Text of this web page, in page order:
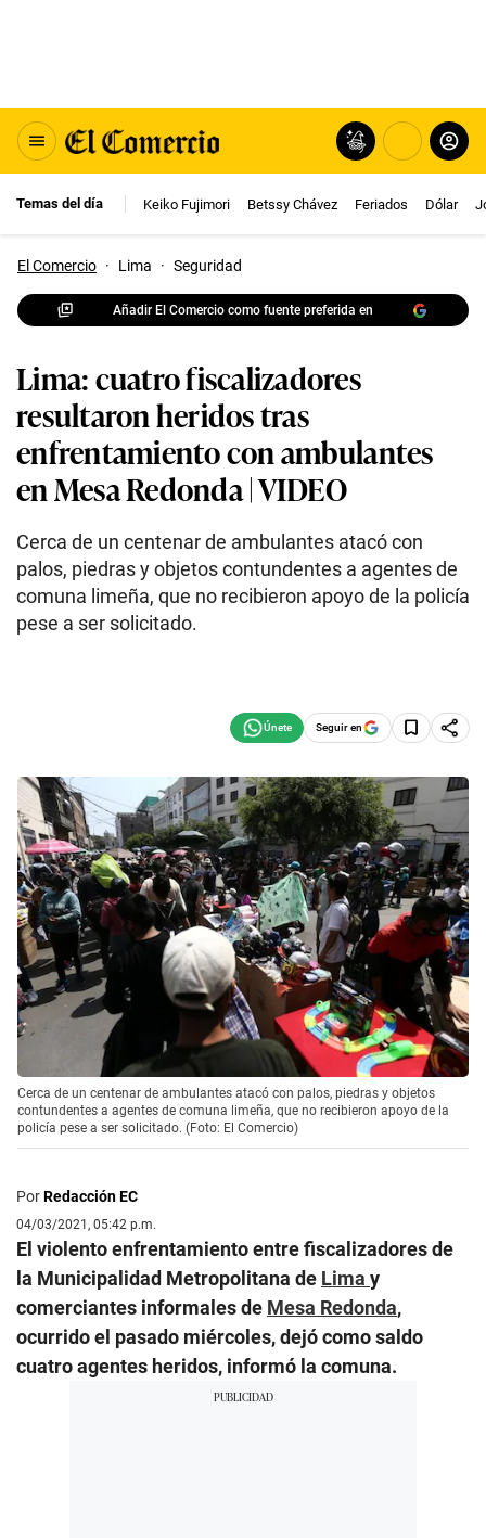
Temas del día Keiko Fujimori Betssy Chávez Feriados Dólar
El Comercio · Lima · Seguridad
Añadir El Comercio como fuente preferida en
Lima: cuatro fiscalizadores
resultaron heridos tras
enfrentamiento con ambulantes
en Mesa Redonda | VIDEO
Cerca de un centenar de ambulantes atacó con
palos, piedras y objetos contundentes a agentes de
comuna limeña, que no recibieron apoyo de la policía
pese a ser solicitado.
Seguir en
Cerca de un centenar de ambulantes atacó con palos, piedras y objetos
contundentes a agentes de comuna limeña, que no recibieron apoyo de la
policía pese a ser solicitado. (Foto: El Comercio)
PorRedacción EC
04/03/2021, 05:42 p.m.
El violento enfrentamiento entre fiscalizadores de
la Municipalidad Metropolitana de Lima y
comerciantes informales de Mesa Redonda,
ocurrido el pasado miércoles, dejó como saldo
cuatro agentes heridos, informó la comuna.